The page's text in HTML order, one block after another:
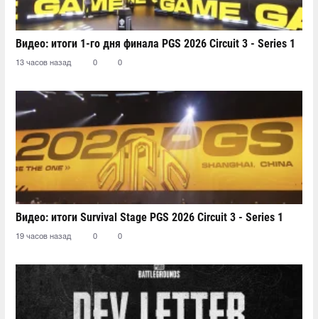
Видео: итоги 1-го дня финала PGS 2026 Circuit 3 - Series 1
13 часов назад 0 0
Видео: итоги Survival Stage PGS 2026 Circuit 3 - Series 1
19 часов назад 0 0